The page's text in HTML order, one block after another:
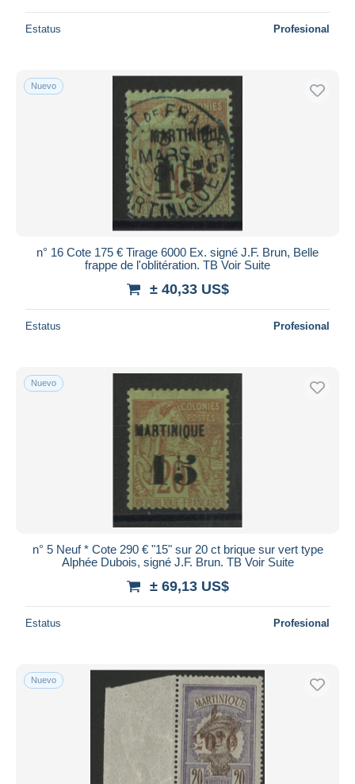
Estatus Profesional
Nuevo
n° 16 Cote 175 € Tirage 6000 Ex. signé J.F. Brun, Belle
frappe de l'oblitération. TB Voir Suite
± 40,33 US$
Estatus Profesional
Nuevo
n° 5 Neuf * Cote 290 € "15" sur 20 ct brique sur vert type
Alphée Dubois, signé J.F. Brun. TB Voir Suite
± 69,13 US$
Estatus Profesional
Nuevo